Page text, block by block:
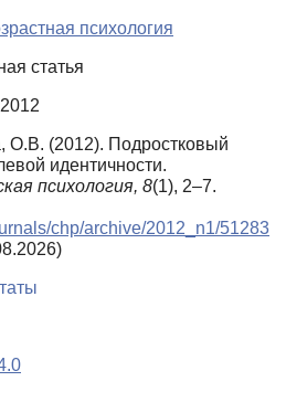
психология
статья
О.В. (2012). Подростковый
идентичности.
психология, 8(1), 2–7.
chp/archive/2012_n1/51283